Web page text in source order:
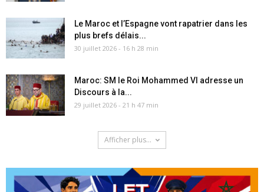
Le Maroc et l’Espagne vont rapatrier dans les
plus brefs délais...
30 juillet 2026 - 16 h 28 min
Maroc: SM le Roi Mohammed VI adresse un
Discours à la...
29 juillet 2026 - 21 h 47 min
Afficher plus...